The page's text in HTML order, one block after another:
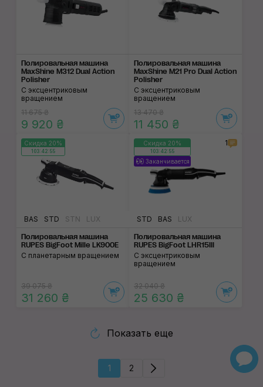
Полировальная машина
MaxShine M312 Dual Action
Polisher
С эксцентриковым
вращением
11 675 ₴
9 920 ₴
Полировальная машина
MaxShine M21 Pro Dual Action
Polisher
С эксцентриковым
вращением
13 470 ₴
11 450 ₴
Скидка 20%
103:42:55
BAS STD STN LUX
Полировальная маши­на
RUPES BigFoot Mille LK900E
С планетарным вращением
39 075 ₴
31 260 ₴
Скидка 20%
103:42:55
Заканчивается
1
STD BAS LUX
Полировальная маши­на
RUPES BigFoot LHR15III
С эксцентриковым
вращением
32 040 ₴
25 630 ₴
Показать еще
1 2